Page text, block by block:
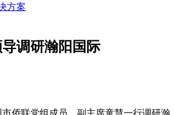
方案
调研瀚阳国际
市侨联党组成员、副主席童慧一行调研瀚